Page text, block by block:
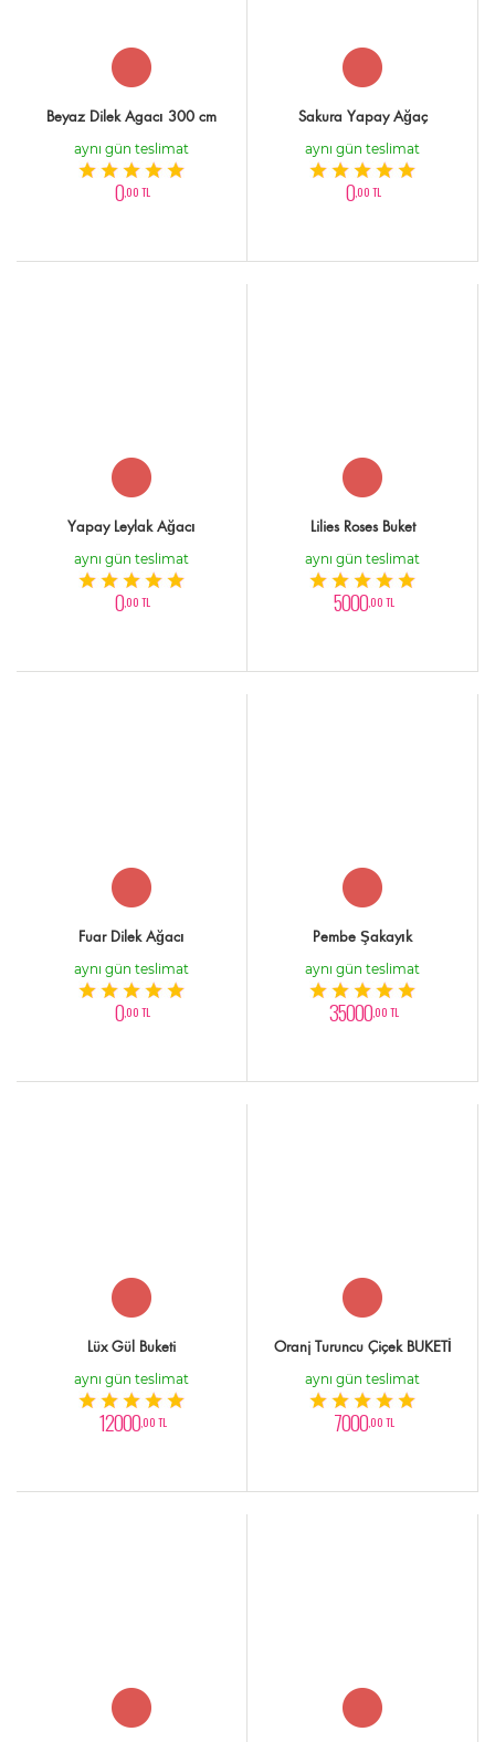
Beyaz Dilek Agacı 300 cm
aynı gün teslimat
0,00 TL
Sakura Yapay Ağaç
aynı gün teslimat
0,00 TL
Yapay Leylak Ağacı
aynı gün teslimat
0,00 TL
Lilies Roses Buket
aynı gün teslimat
5000,00 TL
Fuar Dilek Ağacı
aynı gün teslimat
0,00 TL
Pembe Şakayık
aynı gün teslimat
35000,00 TL
Lüx Gül Buketi
aynı gün teslimat
12000,00 TL
Oranj Turuncu Çiçek BUKETİ
aynı gün teslimat
7000,00 TL